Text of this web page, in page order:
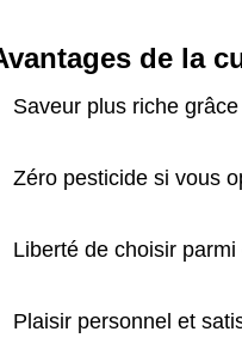
de la
Saveur plus riche
Zéro pesticide si vous
Liberté de choisir
Plaisir personnel et